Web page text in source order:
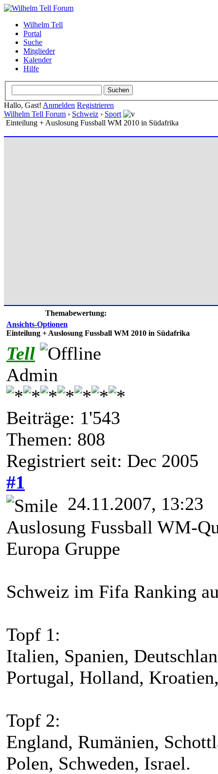
Wilhelm Tell
Portal
Suche
Mitglieder
Kalender
Hilfe
Hallo, Gast! Anmelden Registrieren
Wilhelm Tell Forum › Schweiz › Sport
Einteilung + Auslosung Fussball WM 2010 in Südafrika
Themabewertung:
Ansichts-Optionen
Einteilung + Auslosung Fussball WM 2010 in Südafrika
Tell
Admin
Beiträge: 1'543
Themen: 808
Registriert seit: Dec 2005
#1
24.11.2007, 13:23
Auslosung Fussball WM-
Europa Gruppe
Schweiz im Fifa Ranking
Topf 1:
Italien, Spanien,
Portugal, Holland,
Topf 2:
England, Rumänien,
Polen, Schweden, Israel.